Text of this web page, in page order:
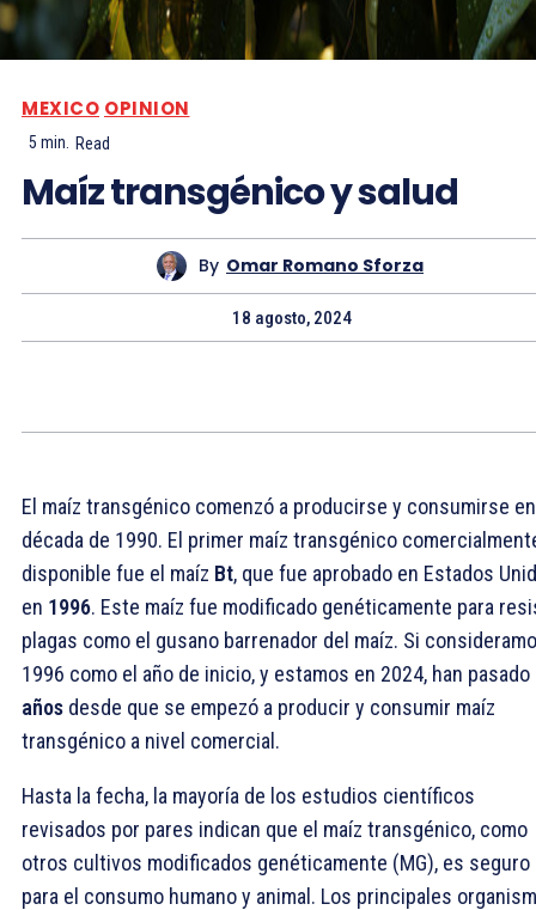
MEXICO OPINION
5 min. Read
Maíz transgénico y salud
By Omar Romano Sforza
18 agosto, 2024
El maíz transgénico comenzó a producirse y consumirse
década de 1990. El primer maíz transgénico
disponible fue el maíz Bt, que fue aprobado en Estados
en 1996. Este maíz fue modificado genéticamente para
plagas como el gusano barrenador del maíz. Si
1996 como el año de inicio, y estamos en 2024, han pasado
años desde que se empezó a producir y consumir maíz
transgénico a nivel comercial.
Hasta la fecha, la mayoría de los estudios científicos
revisados por pares indican que el maíz transgénico, como
otros cultivos modificados genéticamente (MG), es seguro
para el consumo humano y animal. Los principales